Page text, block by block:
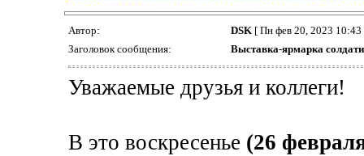
Автор: DSK[ Пн фев 20, 2023 10:43
Заголовок сообщения:
Выставка-ярмарка
Уважаемые друзья и коллеги!
В это воскресенье (26